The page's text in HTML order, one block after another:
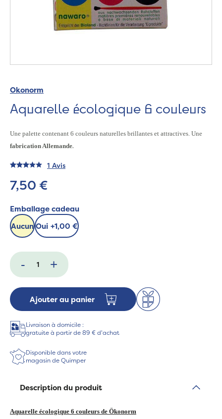
Okonorm
Aquarelle écologique 6 couleurs
Une palette contenant 6 couleurs naturelles brillantes et attractives. Une
fabrication Allemande.
1 Avis
7,50 €
Emballage cadeau
AucunOui +1,00 €
- +
Ajouter au panier
Livraison à domicile :
gratuite à partir de 89 € d'achat
Disponible dans votre
magasin de Quimper
Description du produit
Aquarelle écologique 6 couleurs de Ökonorm